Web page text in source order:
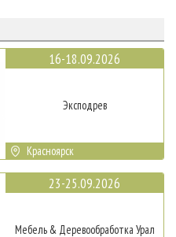
16-18.09.2026
Эксподрев
Красноярск
23-25.09.2026
Мебель & Деревообработка Урал